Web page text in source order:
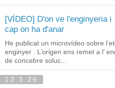
[VÍDEO] D'on ve l'enginyeria i
cap on ha d'anar
He publicat un microvídeo sobre
enginyer . L’origen ens remet a l’
de concebre soluc...
13.3.26